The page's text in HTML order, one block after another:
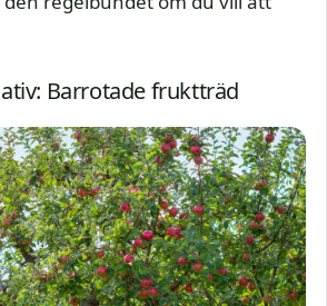
Barrotade fruktträd